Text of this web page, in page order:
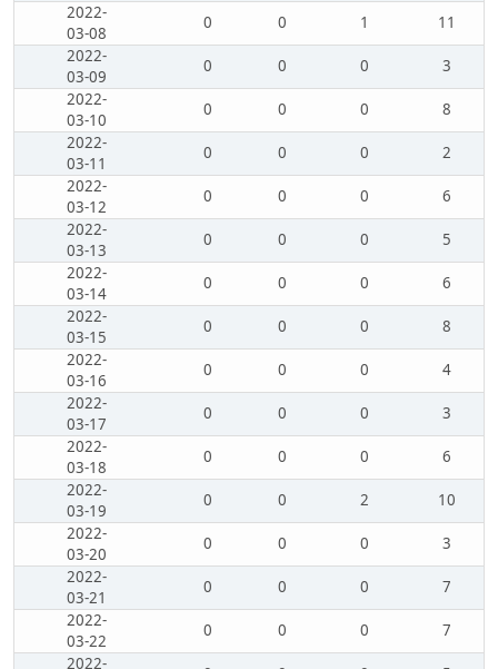
2022-
03-08
0 0 1
11
2022-
03-09
0 0 0
3
2022-
03-10
0 0 0
8
2022-
03-11
0 0 0
2
2022-
03-12
0 0 0
6
2022-
03-13
0 0 0
5
2022-
03-14
0 0 0
6
2022-
03-15
0 0 0
8
2022-
03-16
0 0 0
4
2022-
03-17
0 0 0
3
2022-
03-18
0 0 0
6
2022-
03-19
0 0 2
10
2022-
03-20
0 0 0
3
2022-
03-21
0 0 0
7
2022-
03-22
0 0 0
7
2022-